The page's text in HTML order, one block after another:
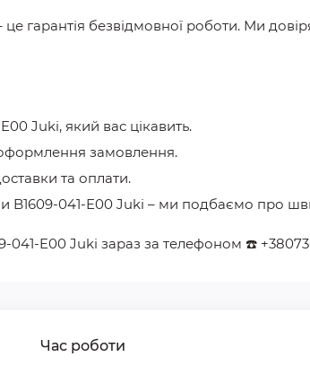
це гарантія безвідмовної роботи. Ми
Juki, який вас цікавить.
замовлення.
та оплати.
B1609-041-E00 Juki – ми подбаємо про
041-E00 Juki зараз за телефоном ☎️
Час роботи